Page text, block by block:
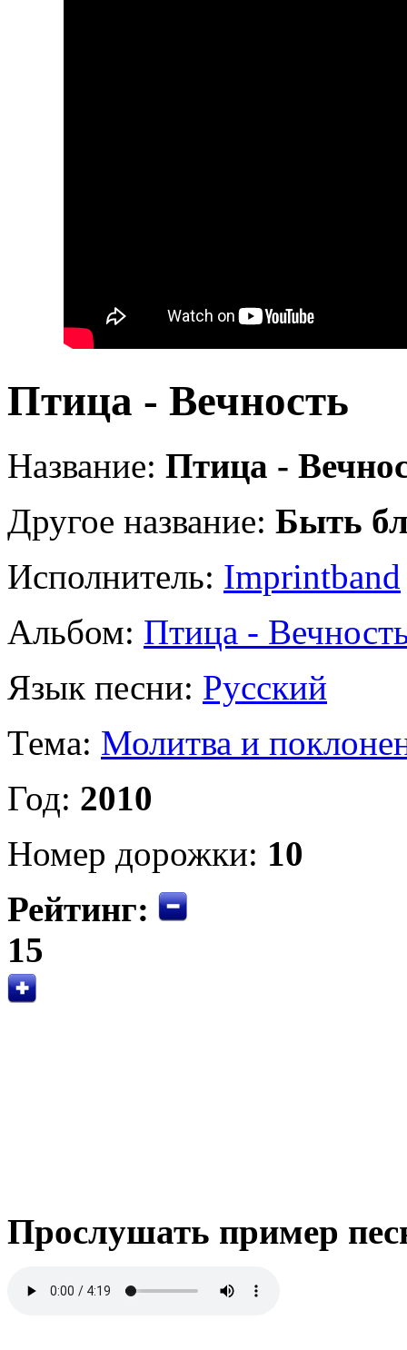
Птица - Вечность
Название: Птица -
Другое название: Быть
Исполнитель: Imprintband
Альбом: Птица -
Язык песни: Русский
Тема: Молитва и
Год: 2010
Номер дорожки: 10
Рейтинг:
15
Прослушать пример